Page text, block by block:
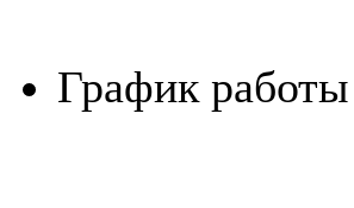
График работы